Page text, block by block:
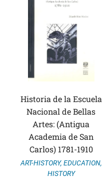
Historia de la Escuela
Nacional de Bellas
Artes: (Antigua
Academia de San
Carlos) 1781-1910
ART-HISTORY, EDUCATION,
HISTORY